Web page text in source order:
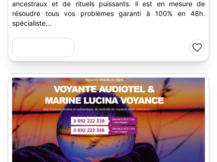
ancestraux et de rituels puissants. il est en mesure de
résoudre tous vos problèmes garanti à 100% en 48h.
spécialiste...